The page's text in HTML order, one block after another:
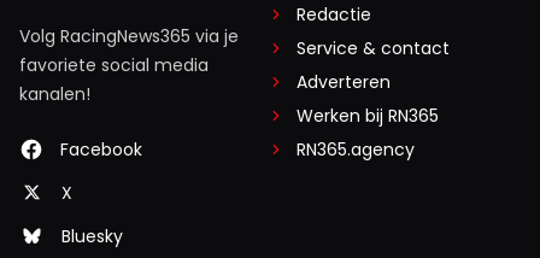
Volg RacingNews365 via je
favoriete social media
kanalen!
Facebook
X
Bluesky
Redactie
Service & contact
Adverteren
Werken bij RN365
RN365.agency